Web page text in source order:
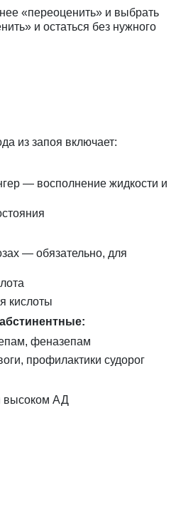
«переоценить» и выбрать
и остаться без нужного
из запоя включает:
— восполнение жидкости и
— обязательно, для
кислоты
феназепам
профилактики судорог
высоком АД